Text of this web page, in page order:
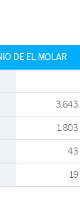
DE EL MOLAR
3.643
1.803
43
19